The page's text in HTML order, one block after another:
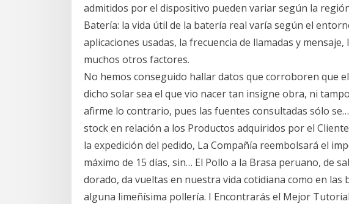
admitidos por el dispositivo pueden variar según la
Batería: la vida útil de la batería real varía según el
aplicaciones usadas, la frecuencia de llamadas y mensaje,
muchos otros factores.
No hemos conseguido hallar datos que corroboren que
dicho solar sea el que vio nacer tan insigne obra, ni
afirme lo contrario, pues las fuentes consultadas sólo
stock en relación a los Productos adquiridos por el
la expedición del pedido, La Compañía reembolsará el
máximo de 15 días, sin… El Pollo a la Brasa peruano, de
dorado, da vueltas en nuestra vida cotidiana como en las
alguna limeñísima pollería. I Encontrarás el Mejor